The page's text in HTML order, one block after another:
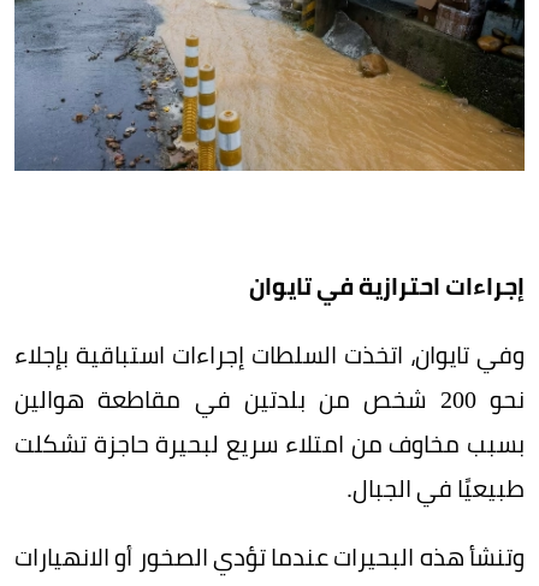
إجراءات احترازية في تايوان
وفي تايوان، اتخذت السلطات إجراءات استباقية بإجلاء
نحو 200 شخص من بلدتين في مقاطعة هوالين
بسبب مخاوف من امتلاء سريع لبحيرة حاجزة تشكلت
طبيعيًا في الجبال.
وتنشأ هذه البحيرات عندما تؤدي الصخور أو الانهيارات